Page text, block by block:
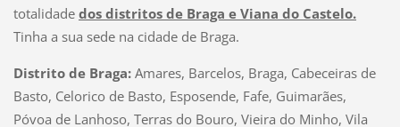
totalidade dos distritos de Braga e Viana do Castelo.
Tinha a sua sede na cidade de Braga.
Distrito de Braga:Amares, Barcelos, Braga, Cabeceiras de
Basto, Celorico de Basto, Esposende, Fafe, Guimarães,
Póvoa de Lanhoso, Terras do Bouro, Vieira do Minho, Vila